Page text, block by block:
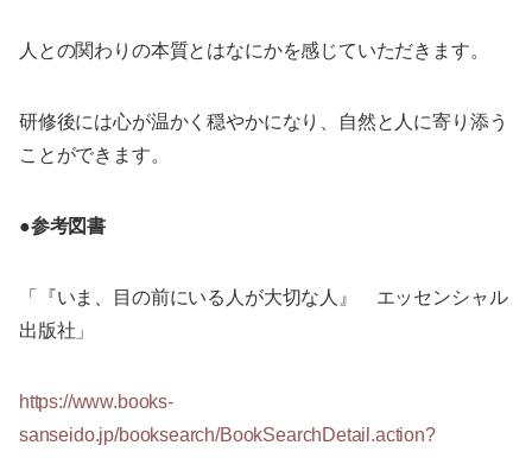
人との関わりの本質とはなにかを感じていただきます。
研修後には心が温かく穏やかになり、自然と人に寄り添う
ことができます。
●参考図書
「『いま、目の前にいる人が大切な人』 エッセンシャル
出版社」
https://www.books-
sanseido.jp/booksearch/BookSearchDetail.action?